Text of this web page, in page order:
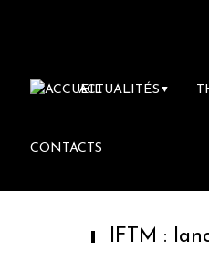
ACTUALITÉS ▼
CONTACTS
IFTM : lancement des